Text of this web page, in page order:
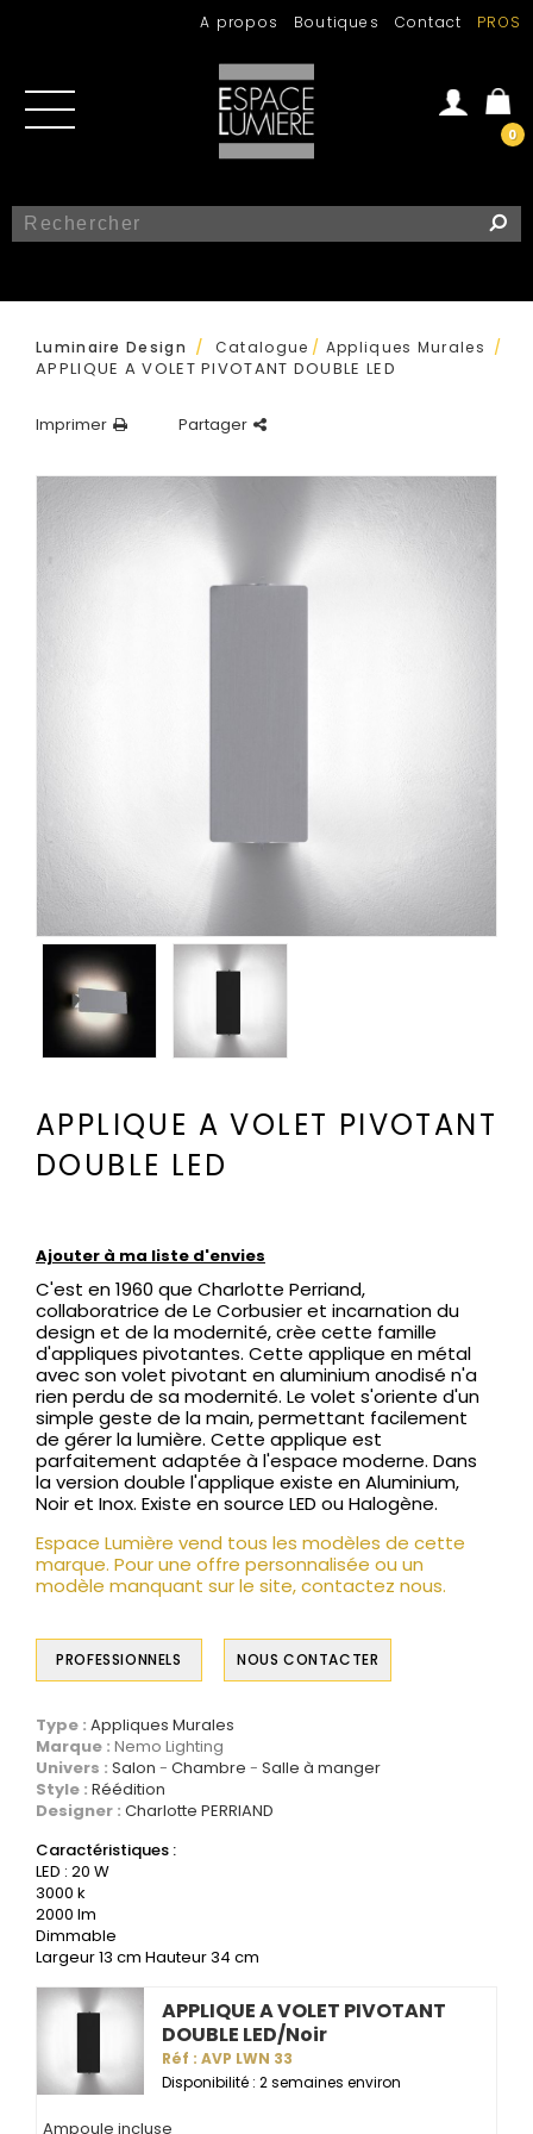
A propos Boutiques Contact PROS
0
Se connecter
Luminaire Design / Catalogue / Appliques Murales /
APPLIQUE A VOLET PIVOTANT DOUBLE LED
Imprimer Partager
APPLIQUE A VOLET PIVOTANT
DOUBLE LED
Ajouter à ma liste d'envies
C'est en 1960 que Charlotte Perriand,
collaboratrice de Le Corbusier et incarnation du
design et de la modernité, crèe cette famille
d'appliques pivotantes. Cette applique en métal
avec son volet pivotant en aluminium anodisé n'a
rien perdu de sa modernité. Le volet s'oriente d'un
simple geste de la main, permettant facilement
de gérer la lumière. Cette applique est
parfaitement adaptée à l'espace moderne. Dans
la version double l'applique existe en Aluminium,
Noir et Inox. Existe en source LED ou Halogène.
Espace Lumière vend tous les modèles de cette
marque. Pour une offre personnalisée ou un
modèle manquant sur le site, contactez nous.
PROFESSIONNELS NOUS CONTACTER
Type : Appliques Murales
Marque : Nemo Lighting
Univers : Salon Chambre
Salle à manger
Style : Réédition
Designer : Charlotte PERRIAND
Caractéristiques :
LED : 20 W
3000 k
2000 lm
Dimmable
Largeur 13 cm Hauteur 34 cm
APPLIQUE A VOLET PIVOTANT
DOUBLE LED/Noir
Réf : AVP LWN 33
Disponibilité : 2 semaines environ
Ampoule incluse